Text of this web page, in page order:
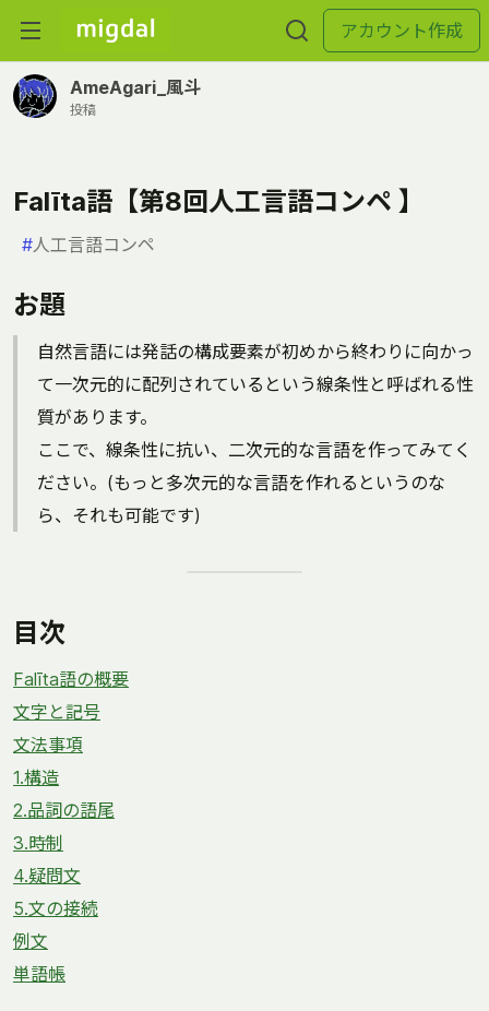
アカウント作成
AmeAgari_風斗
投稿
Falīta語【第8回人工言語コンペ 】
#人工言語コンペ
お題
自然言語には発話の構成要素が初めから終わりに向かっ
て一次元的に配列されているという線条性と呼ばれる性
質があります。
ここで、線条性に抗い、二次元的な言語を作ってみてく
ださい。(もっと多次元的な言語を作れるというのな
ら、それも可能です)
目次
Falīta語の概要
文字と記号
文法事項
1.構造
2.品詞の語尾
3.時制
4.疑問文
5.文の接続
例文
単語帳